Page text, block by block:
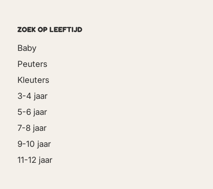
ZOEK OP LEEFTIJD
Baby
Peuters
Kleuters
3-4 jaar
5-6 jaar
7-8 jaar
9-10 jaar
11-12 jaar